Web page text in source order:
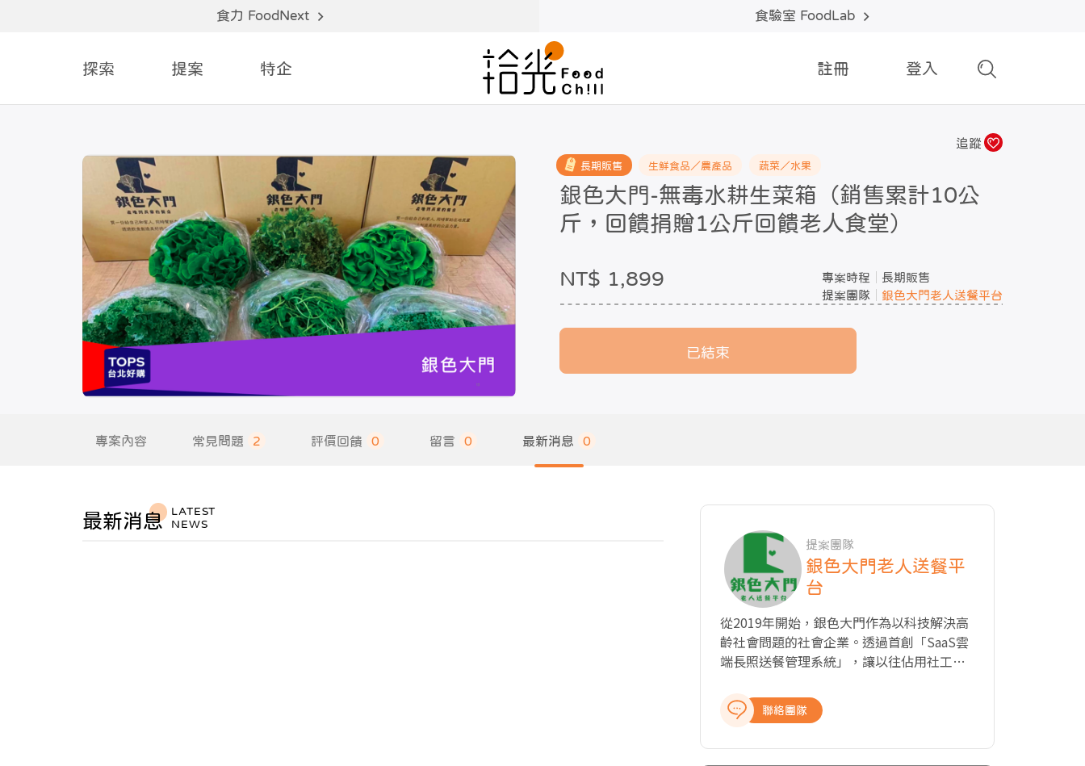
食力 FoodNext 食驗室 FoodLab
探索 提案 特企 註冊 登入
追蹤
長期販售 生鮮食品／農產品 蔬菜／水果
銀色大門-無毒水耕生菜箱（銷售累計10公
斤，回饋捐贈1公斤回饋老人食堂）
NT$ 1,899 專案時程
長期販售
提案團隊
銀色大門老人送餐平台
已結束
專案內容 常見問題 2 評價回饋 0 留言 0 最新消息 0
最新消息 LATEST
NEWS
提案團隊
銀色大門老人送餐平
台
從2019年開始，銀色大門作為以科技解決高
齡社會問題的社會企業。透過首創「SaaS雲
端長照送餐管理系統」，讓以往佔用社工大
更達到「送餐即時進度掌握」、「送餐關懷
日誌」，讓每次的送餐與關懷，更落實、更
聯絡團隊